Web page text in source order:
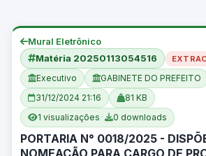
Mural Eletrônico
Matéria 20250113054516
Executivo
GABINETE DO PREFEITO
31/12/2024 21:16
81 KB
1 visualizações · 0 downloads
PORTARIA N° 0018/2025 -
NOMEAÇÃO PARA CARGO DE